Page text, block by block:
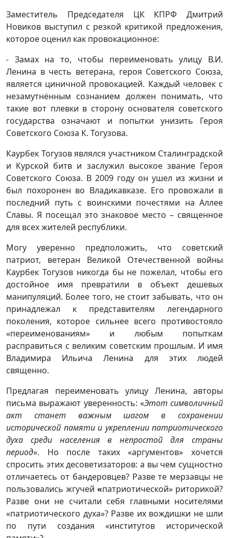
Заместитель Председателя ЦК КПРФ Дмитрий
Новиков выступил с резкой критикой предложения,
которое оценил как провокационное:
- Замах на то, чтобы переименовать улицу В.И.
Ленина в честь ветерана, героя Советского Союза,
является циничной провокацией. Каждый человек с
незамутнённым сознанием должен понимать, что
такие вот плевки в сторону основателя советского
государства означают и попытки унизить Героя
Советского Союза К. Тогузова.
Каурбек Тогузов являлся участником Сталинградской
и Курской битв и заслужил высокое звание Героя
Советского Союза. В 2009 году он ушел из жизни и
был похоронен во Владикавказе. Его провожали в
последний путь с воинскими почестями на Аллее
Славы. Я посещал это знаковое место – священное
для всех жителей республики.
Могу уверенно предположить, что советский
патриот, ветеран Великой Отечественной войны
Каурбек Тогузов никогда бы не пожелал, чтобы его
достойное имя превратили в объект дешевых
манипуляций. Более того, не стоит забывать, что он
принадлежал к представителям легендарного
поколения, которое сильнее всего противостояло
«переименованиям» и любым попыткам
расправиться с великим советским прошлым. И имя
Владимира Ильича Ленина для этих людей
священно.
Предлагая переименовать улицу Ленина, авторы
письма выражают уверенность: «Этот символичный
акт станет важным шагом в сохранении
исторической памяти и укреплении патриотического
духа среди населения в непростой для страны
период». Но после таких «аргументов» хочется
спросить этих десоветизаторов: а вы чем сущностно
отличаетесь от бандеровцев? Разве те мерзавцы не
пользовались жгучей «патриотической» риторикой?
Разве они не считали себя главными носителями
«патриотического духа»? Разве их вождишки не шли
по пути создания «институтов исторической